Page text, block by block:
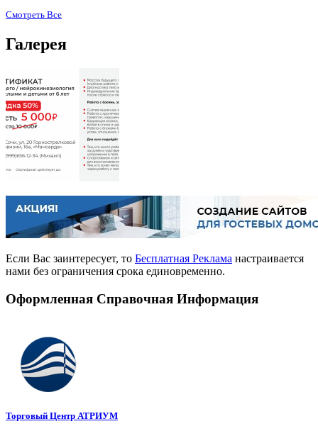
Смотреть Все
Галерея
Если Вас заинтересует, то Бесплатная Реклама настраивается
нами без ограничения срока единовременно.
Оформленная Справочная Информация
Торговый Центр АТРИУМ